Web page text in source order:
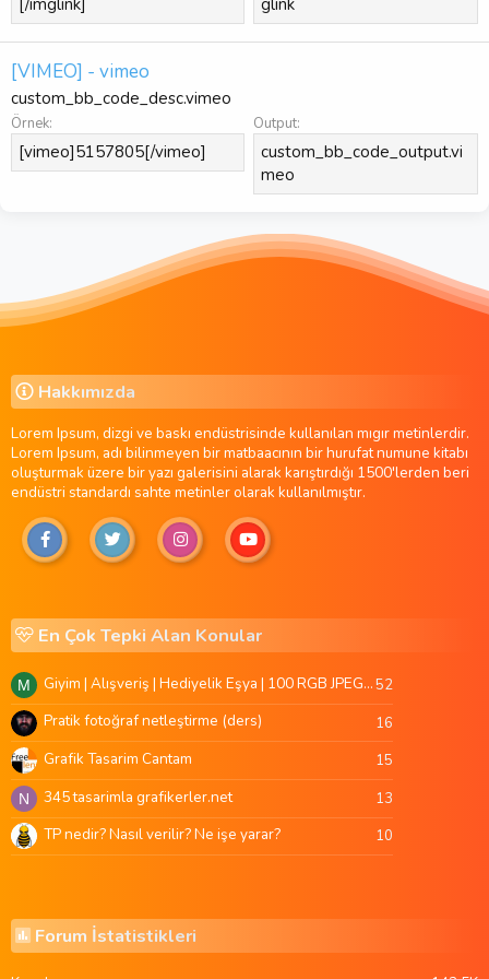
[VIMEO] - vimeo
custom_bb_code_desc.vimeo
Örnek:
[vimeo]5157805[/vimeo]
Output:
custom_bb_code_output.vi
meo
Hakkımızda
Lorem Ipsum, dizgi ve baskı endüstrisinde kullanılan mıgır metinlerdir.
Lorem Ipsum, adı bilinmeyen bir matbaacının bir hurufat numune kitabı
oluşturmak üzere bir yazı galerisini alarak karıştırdığı 1500'lerden beri
endüstri standardı sahte metinler olarak kullanılmıştır.
En Çok Tepki Alan Konular
M Giyim | Alışveriş | Hediyelik Eşya | 100 RGB JPEG Images | 5920x4420 Pixels | 501 MB52
Pratik fotoğraf netleştirme (ders) 16
Grafik Tasarim Cantam 15
N 345 tasarimla grafikerler.net 13
TP nedir? Nasıl verilir? Ne işe yarar? 10
Forum İstatistikleri